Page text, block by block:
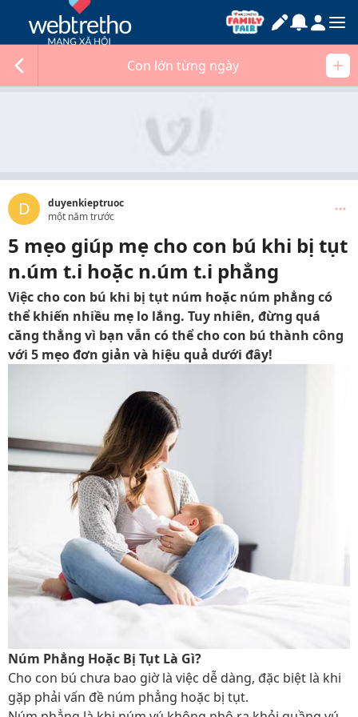
Con lớn từng ngày
D
duyenkieptruoc
một năm trước
5 mẹo giúp mẹ cho con bú khi bị tụt
n.úm t.i hoặc n.úm t.i phẳng
Việc cho con bú khi bị tụt núm hoặc núm phẳng có
thể khiến nhiều mẹ lo lắng. Tuy nhiên, đừng quá
căng thẳng vì bạn vẫn có thể cho con bú thành công
với 5 mẹo đơn giản và hiệu quả dưới đây!
Núm Phẳng Hoặc Bị Tụt Là Gì?
Cho con bú chưa bao giờ là việc dễ dàng, đặc biệt là khi
gặp phải vấn đề núm phẳng hoặc bị tụt.